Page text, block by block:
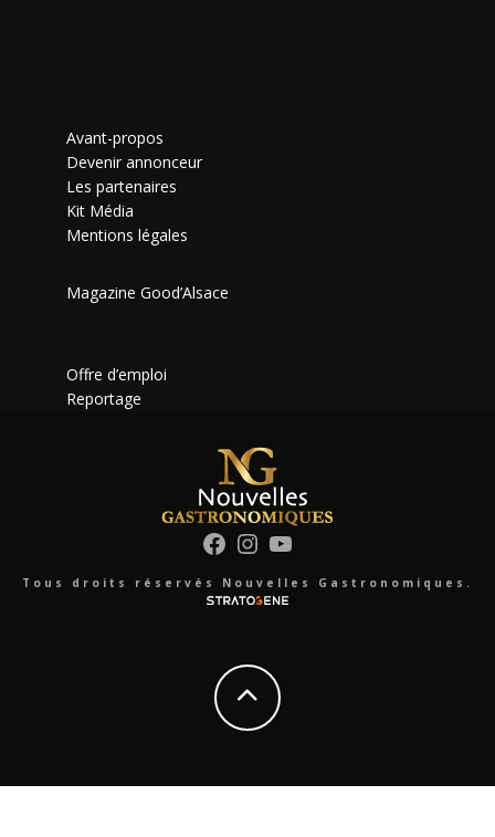
Avant-propos
Devenir annonceur
Les partenaires
Kit Média
Mentions légales
Magazine Good’Alsace
Offre d’emploi
Reportage
Facebook
Instagram
YouTube
Tous droits réservés Nouvelles Gastronomiques.